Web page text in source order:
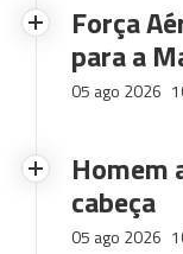
Força
para a
05 ago 2026
Homem
cabeça
05 ago 2026